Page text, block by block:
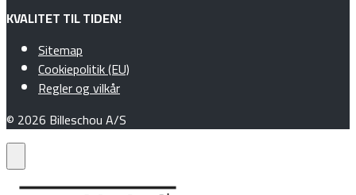
KVALITET TIL TIDEN!
Sitemap
Cookiepolitik (EU)
Regler og vilkår
© 2026 Billeschou A/S